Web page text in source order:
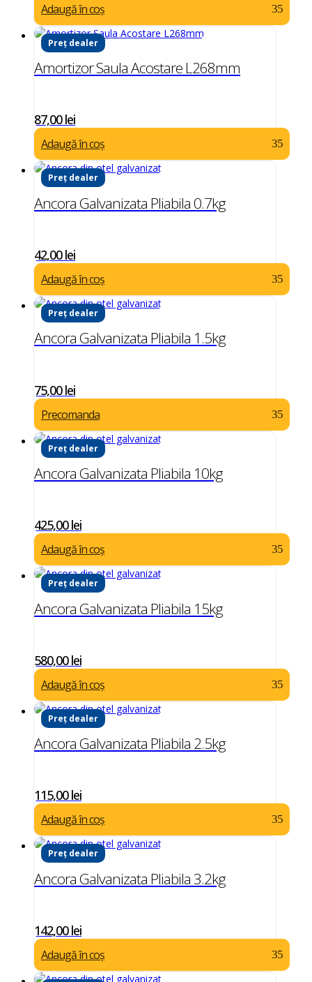
Adaugă în coș
Preț dealer
Amortizor Saula Acostare L268mm
87,00lei
Adaugă în coș
Preț dealer
Ancora Galvanizata Pliabila 0.7kg
42,00lei
Adaugă în coș
Preț dealer
Ancora Galvanizata Pliabila 1.5kg
75,00lei
Precomanda
Preț dealer
Ancora Galvanizata Pliabila 10kg
425,00lei
Adaugă în coș
Preț dealer
Ancora Galvanizata Pliabila 15kg
580,00lei
Adaugă în coș
Preț dealer
Ancora Galvanizata Pliabila 2.5kg
115,00lei
Adaugă în coș
Preț dealer
Ancora Galvanizata Pliabila 3.2kg
142,00lei
Adaugă în coș